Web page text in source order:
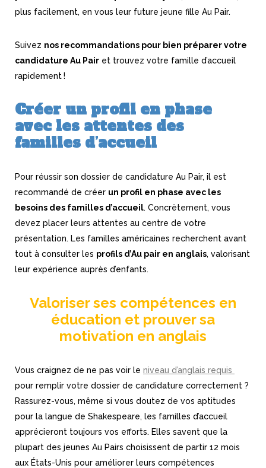
plus facilement, en vous leur future jeune fille Au Pair.
Suivez nos recommandations pour bien préparer votre
candidature Au Pair et trouvez votre famille d’accueil
rapidement !
Créer un profil en phase
avec les attentes des
familles d’accueil
Pour réussir son dossier de candidature Au Pair, il est
recommandé de créer un profil en phase avec les
besoins des familles d’accueil. Concrètement, vous
devez placer leurs attentes au centre de votre
présentation. Les familles américaines recherchent avant
tout à consulter les profils d’Au pair en anglais, valorisant
leur expérience auprès d’enfants.
Valoriser ses compétences en
éducation et prouver sa
motivation en anglais
Vous craignez de ne pas voir le niveau d’anglais requis
pour remplir votre dossier de candidature correctement ?
Rassurez-vous, même si vous doutez de vos aptitudes
pour la langue de Shakespeare, les familles d’accueil
apprécieront toujours vos efforts. Elles savent que la
plupart des jeunes Au Pairs choisissent de partir 12 mois
aux États-Unis pour améliorer leurs compétences